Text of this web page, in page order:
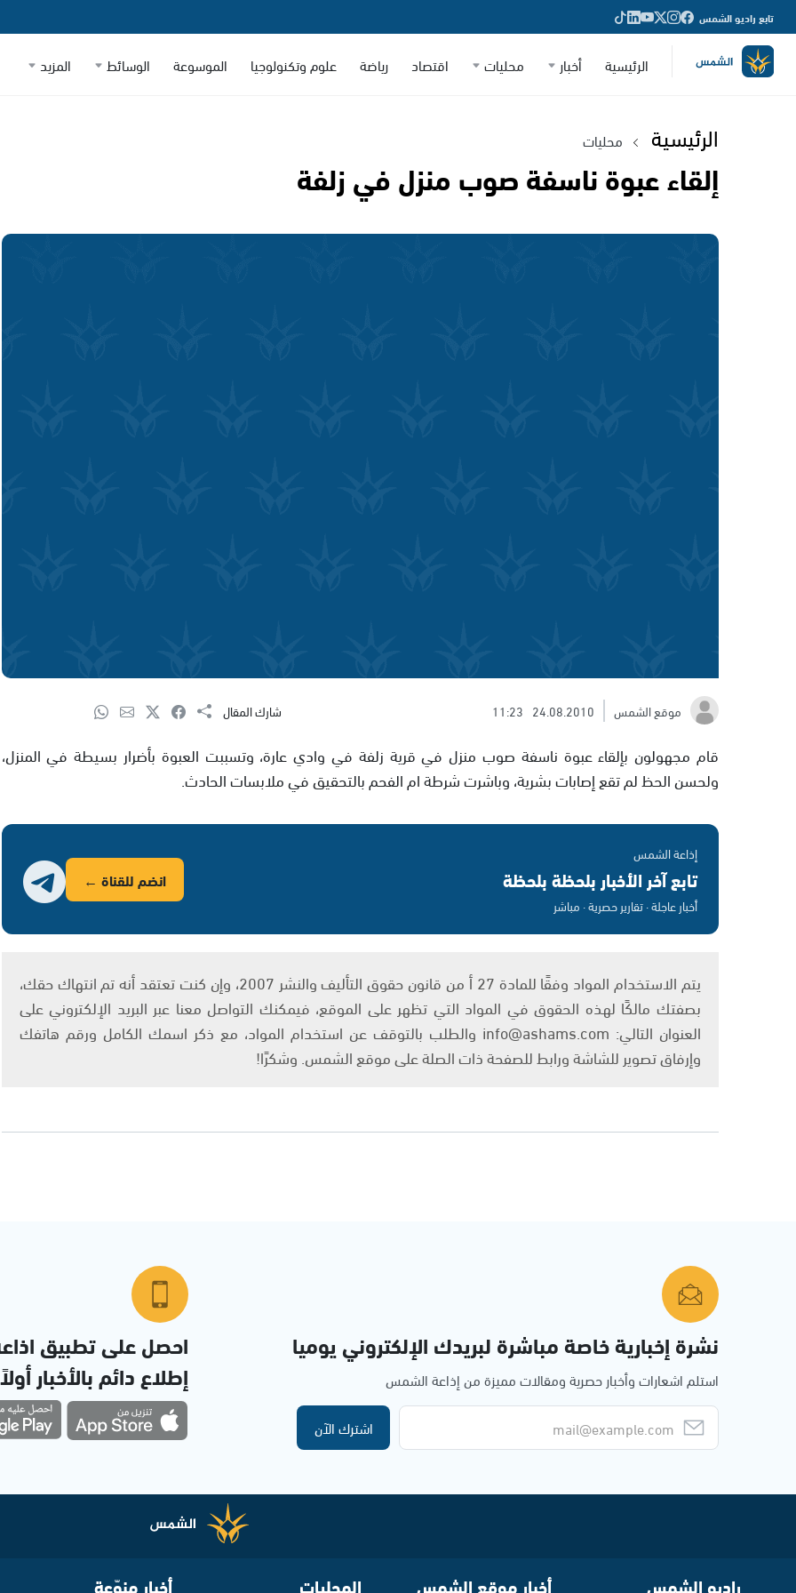
تابع راديو الشمس
الرئيسية أخبار محليات اقتصاد رياضة علوم وتكنولوجيا الموسوعة الوسائط المزيد
الرئيسية محليات
إلقاء عبوة ناسفة صوب منزل في زلفة
موقع الشمس 24.08.2010
11:23 شارك المقال
قام مجهولون بإلقاء عبوة ناسفة صوب منزل في قرية زلفة في وادي عارة، وتسببت العبوة بأضرار بسيطة في المنزل،
ولحسن الحظ لم تقع إصابات بشرية، وباشرت شرطة ام الفحم بالتحقيق في ملابسات الحادث.
إذاعة الشمس
تابع آخر الأخبار بلحظة بلحظة
أخبار عاجلة · تقارير حصرية · مباشر
انضم للقناة ←
يتم الاستخدام المواد وفقًا للمادة 27 أ من قانون حقوق التأليف والنشر 2007، وإن كنت تعتقد أنه تم انتهاك حقك،
بصفتك مالكًا لهذه الحقوق في المواد التي تظهر على الموقع، فيمكنك التواصل معنا عبر البريد الإلكتروني على
العنوان التالي: info@ashams.com والطلب بالتوقف عن استخدام المواد، مع ذكر اسمك الكامل ورقم هاتفك
وإرفاق تصوير للشاشة ورابط للصفحة ذات الصلة على موقع الشمس. وشكرًا!
نشرة إخبارية خاصة مباشرة لبريدك الإلكتروني يوميا
استلم اشعارات وأخبار حصرية ومقالات مميزة من إذاعة الشمس
اشترك الآن
احصل على تطبيق
إطلاع دائم بالأخبار
راديو الشمس أخبار موقع الشمس المحليات أخبار منوّعة